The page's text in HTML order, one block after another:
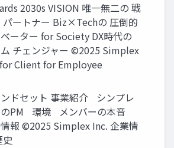
2030s VISION 唯一無二の 戦
パートナー Biz×Techの 圧倒的
ーター for Society DX時代の
チェンジャー ©2025 Simplex
Client for Employee
ドセット 事業紹介 シンプレ
のPM 環境 メンバーの本音
報 ©2025 Simplex Inc. 企業情
史